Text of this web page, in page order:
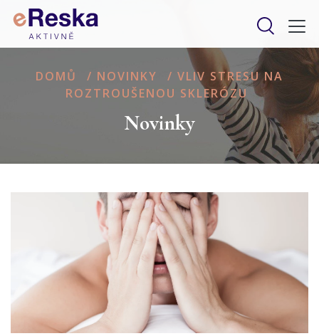
DOMŮ / NOVINKY / VLIV STRESU NA
ROZTROUŠENOU SKLERÓZU
Novinky